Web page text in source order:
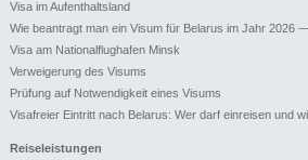
Visa im Aufenthaltsland
Wie beantragt man ein Visum für Belarus im Jahr 2026
Visa am Nationalflughafen Minsk
Verweigerung des Visums
Prüfung auf Notwendigkeit eines Visums
Visafreier Eintritt nach Belarus: Wer darf einreisen und
Reiseleistungen